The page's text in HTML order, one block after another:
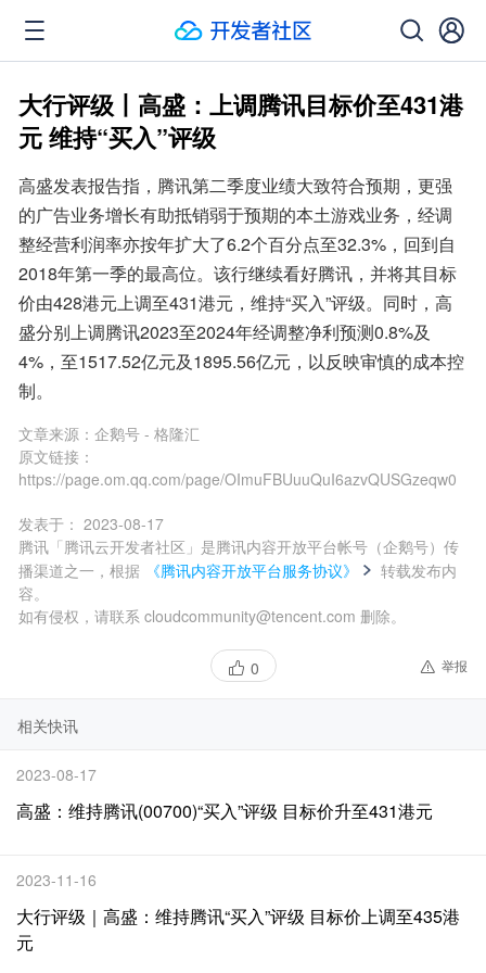
大行评级丨高盛：上调腾讯目标价至431港
元 维持“买入”评级
高盛发表报告指，腾讯第二季度业绩大致符合预期，更强
的广告业务增长有助抵销弱于预期的本土游戏业务，经调
整经营利润率亦按年扩大了6.2个百分点至32.3%，回到自
2018年第一季的最高位。该行继续看好腾讯，并将其目标
价由428港元上调至431港元，维持“买入”评级。同时，高
盛分别上调腾讯2023至2024年经调整净利预测0.8%及
4%，至1517.52亿元及1895.56亿元，以反映审慎的成本控
制。
文章来源： 企鹅号 - 格隆汇
原文链接：
https://page.om.qq.com/page/OImuFBUuuQuI6azvQUSGzeqw0
发表于： 2023-08-17
腾讯「腾讯云开发者社区」是腾讯内容开放平台帐号（企鹅号）传
播渠道之一，根据
《腾讯内容开放平台服务协议》
转载发布内
容。
如有侵权，请联系 cloudcommunity@tencent.com 删除。
0 举报
相关快讯
2023-08-17
高盛：维持腾讯(00700)“买入”评级 目标价升至431港元
2023-11-16
大行评级｜高盛：维持腾讯“买入”评级 目标价上调至435港
元